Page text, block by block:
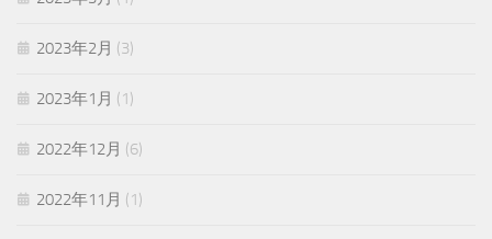
2023年2月 (3)
2023年1月 (1)
2022年12月 (6)
2022年11月 (1)